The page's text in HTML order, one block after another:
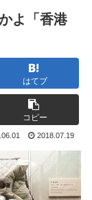
よ「香港
はてブ
コピー
2018.07.19